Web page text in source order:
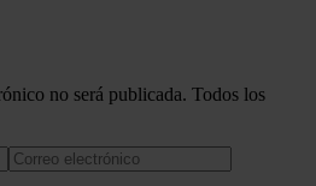
no será publicada. Todos los